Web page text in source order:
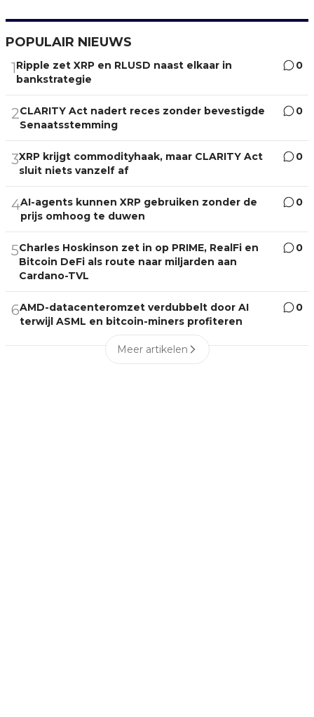
POPULAIR NIEUWS
1Ripple zet XRP en RLUSD naast elkaar in
bankstrategie
0
2CLARITY Act nadert reces zonder bevestigde
Senaatsstemming
0
3XRP krijgt commodityhaak, maar CLARITY Act
sluit niets vanzelf af
0
4AI-agents kunnen XRP gebruiken zonder de
prijs omhoog te duwen
0
5Charles Hoskinson zet in op PRIME, RealFi en
Bitcoin DeFi als route naar miljarden aan
Cardano-TVL
0
6AMD-datacenteromzet verdubbelt door AI
terwijl ASML en bitcoin-miners profiteren
0
Meer artikelen